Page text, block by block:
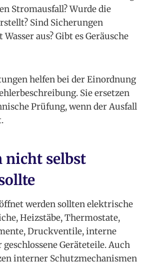
Stromausfall? Wurde die
Sind Sicherungen
aus? Gibt es Geräusche
helfen bei der Einordnung
Sie ersetzen
Prüfung, wenn der Ausfall
nicht selbst
werden sollten elektrische
Heizstäbe, Thermostate,
Druckventile, interne
Geräteteile. Auch
interner Schutzmechanismen